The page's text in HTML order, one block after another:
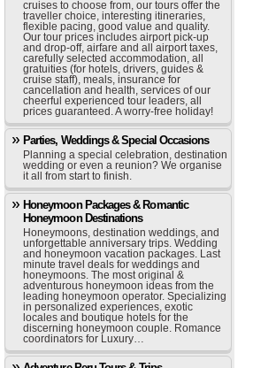
cruises to choose from, our tours offer the
traveller choice, interesting itineraries,
flexible pacing, good value and quality.
Our tour prices includes airport pick-up
and drop-off, airfare and all airport taxes,
carefully selected accommodation, all
gratuities (for hotels, drivers, guides &
cruise staff), meals, insurance for
cancellation and health, services of our
cheerful experienced tour leaders, all
prices guaranteed. A worry-free holiday!
Parties, Weddings & Special Occasions
Planning a special celebration, destination
wedding or even a reunion? We organise
it all from start to finish.
Honeymoon Packages & Romantic
Honeymoon Destinations
Honeymoons, destination weddings, and
unforgettable anniversary trips. Wedding
and honeymoon vacation packages. Last
minute travel deals for weddings and
honeymoons. The most original &
adventurous honeymoon ideas from the
leading honeymoon operator. Specializing
in personalized experiences, exotic
locales and boutique hotels for the
discerning honeymoon couple. Romance
coordinators for Luxury…